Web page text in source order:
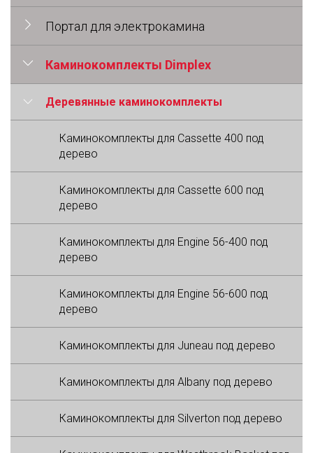
Портал для электрокамина
Каминокомплекты Dimplex
Деревянные каминокомплекты
Каминокомплекты для Cassette 400 под
дерево
Каминокомплекты для Cassette 600 под
дерево
Каминокомплекты для Engine 56-400 под
дерево
Каминокомплекты для Engine 56-600 под
дерево
Каминокомплекты для Juneau под дерево
Каминокомплекты для Albany под дерево
Каминокомплекты для Silverton под дерево